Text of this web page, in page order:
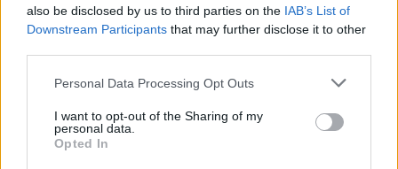
also be disclosed by us to third parties on the IAB’s List of
Downstream Participants that may further disclose it to other
Personal Data Processing Opt Outs
I want to opt-out of the Sharing of my
personal data.
Opted In
vecumā. Nesaprotu, kā to var nodarīt savam
bērnam''
Eksperts nosauc septiņas profesijas, kuras
mākslīgais intelekts neapdraud... Un tās, kuras
pakļautas riskam izzust